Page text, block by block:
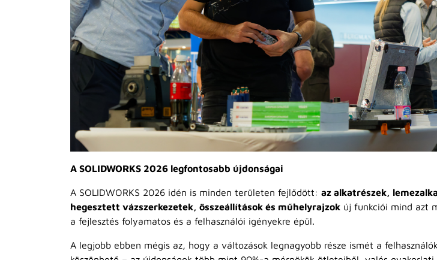
A SOLIDWORKS 2026 legfontosabb újdonságai
A SOLIDWORKS 2026 idén is minden területen fejlődött: az alkatrészek,
hegesztett vázszerkezetek, összeállítások és műhelyrajzok új funkciói mind azt
a fejlesztés folyamatos és a felhasználói igényekre épül.
A legjobb ebben mégis az, hogy a változások legnagyobb része ismét a